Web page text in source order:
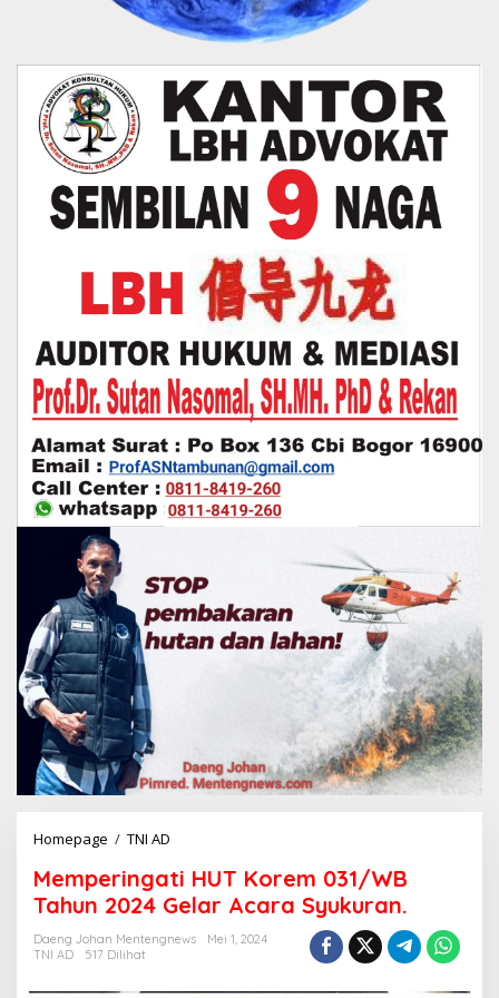
Homepage / TNI AD
m
p
e
r
Memperingati HUT Korem 031/WB
Tahun 2024 Gelar Acara Syukuran.
Daeng Johan Mentengnews
Mei 1, 2024
TNI AD
517 Dilihat